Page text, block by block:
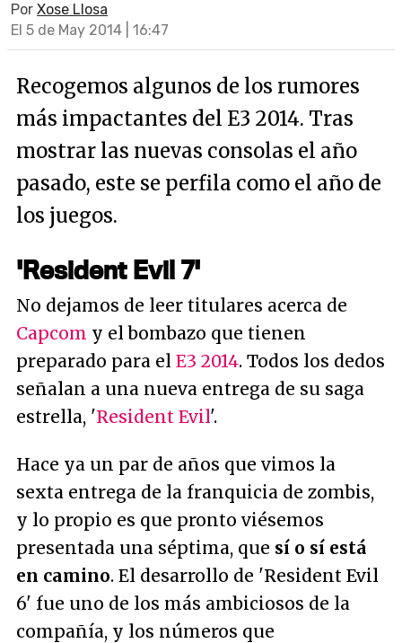
Por Xose Llosa
El 5 de May 2014 | 16:47
Recogemos algunos de los rumores
más impactantes del E3 2014. Tras
mostrar las nuevas consolas el año
pasado, este se perfila como el año de
los juegos.
'Resident Evil 7'
No dejamos de leer titulares acerca de
Capcom y el bombazo que tienen
preparado para el E3 2014. Todos los dedos
señalan a una nueva entrega de su saga
estrella, 'Resident Evil'.
Hace ya un par de años que vimos la
sexta entrega de la franquicia de zombis,
y lo propio es que pronto viésemos
presentada una séptima, que sí o sí está
en camino. El desarrollo de 'Resident Evil
6' fue uno de los más ambiciosos de la
compañía, y los números que